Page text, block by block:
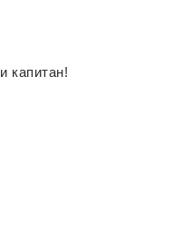
капитан!